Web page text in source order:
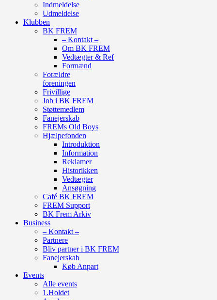
Indmeldelse
Udmeldelse
Klubben
BK FREM
– Kontakt –
Om BK FREM
Vedtægter & Ref
Formænd
Forældre
foreningen
Frivillige
Job i BK FREM
Støttemedlem
Fanejerskab
FREMs Old Boys
Hjælpefonden
Introduktion
Information
Reklamer
Historikken
Vedtægter
Ansøgning
Café BK FREM
FREM Support
BK Frem Arkiv
Business
– Kontakt –
Partnere
Bliv partner i BK FREM
Fanejerskab
Køb Anpart
Events
Alle events
1.Holdet